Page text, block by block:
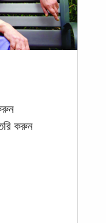
করুন